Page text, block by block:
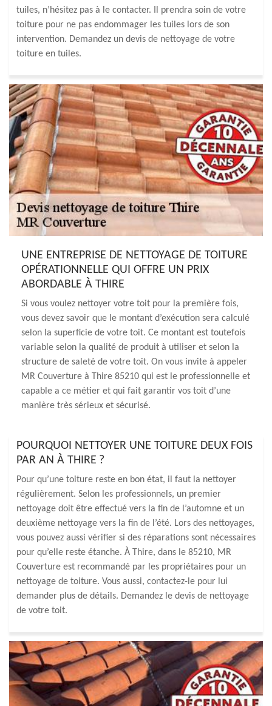
tuiles, n’hésitez pas à le contacter. Il prendra soin de votre
toiture pour ne pas endommager les tuiles lors de son
intervention. Demandez un devis de nettoyage de votre
toiture en tuiles.
UNE ENTREPRISE DE NETTOYAGE DE TOITURE
OPÉRATIONNELLE QUI OFFRE UN PRIX
ABORDABLE À THIRE
Si vous voulez nettoyer votre toit pour la première fois,
vous devez savoir que le montant d’exécution sera calculé
selon la superficie de votre toit. Ce montant est toutefois
variable selon la qualité de produit à utiliser et selon la
structure de saleté de votre toit. On vous invite à appeler
MR Couverture à Thire 85210 qui est le professionnelle et
capable a ce métier et qui fait garantir vos toit d’une
manière très sérieux et sécurisé.
POURQUOI NETTOYER UNE TOITURE DEUX FOIS
PAR AN À THIRE ?
Pour qu’une toiture reste en bon état, il faut la nettoyer
régulièrement. Selon les professionnels, un premier
nettoyage doit être effectué vers la fin de l’automne et un
deuxième nettoyage vers la fin de l’été. Lors des nettoyages,
vous pouvez aussi vérifier si des réparations sont nécessaires
pour qu’elle reste étanche. À Thire, dans le 85210, MR
Couverture est recommandé par les propriétaires pour un
nettoyage de toiture. Vous aussi, contactez-le pour lui
demander plus de détails. Demandez le devis de nettoyage
de votre toit.